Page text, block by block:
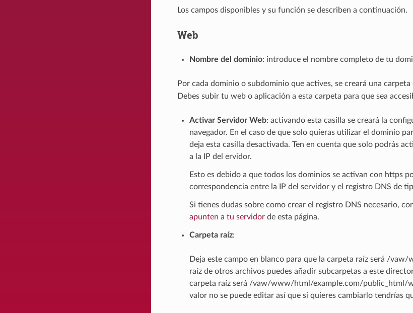
Los campos disponibles y su función se describen a continuación.
Web
Nombre del dominio: introduce el nombre completo de tu
Por cada dominio o subdominio que actives, se creará una
Debes subir tu web o aplicación a esta carpeta para que sea
Activar Servidor Web: activando esta casilla se creará la
navegador. En el caso de que solo quieras utilizar el dominio
deja esta casilla desactivada. Ten en cuenta que solo podrás
a la IP del ervidor.
Esto es debido a que todos los dominios se activan con https
correspondencia entre la IP del servidor y el registro DNS de
Si tienes dudas sobre como crear el registro DNS necesario,
apunten a tu servidorde esta página.
Carpeta raíz:
Deja este campo en blanco para que la carpeta raíz será /
raíz de otros archivos puedes añadir subcarpetas a este
carpeta raíz será /vaw/www/html/example.com/public_html/
valor no se puede editar así que si quieres cambiarlo tendrías